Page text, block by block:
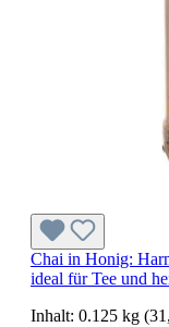
Chai in Honig:
ideal für Tee und
Inhalt: 0.125 kg